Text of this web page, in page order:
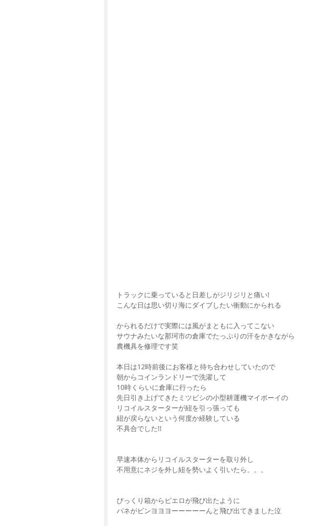
トラックに乗っていると日差しがジリジリと痛い!
こんな日は思い切り海にダイブしたい衝動にかられる
かられるだけで実際には風がまともに入ってこない
サウナみたいな那珂市の倉庫でたっぷりの汗をかきながら
農機具を修理です笑
本日は12時前後にお客様と待ち合わせしていたので
朝からコインランドリーで洗濯して
10時くらいに倉庫に行ったら
先日引き上げてきたミツビシの小型耕運機マイボーイの
リコイルスターターが紐を引っ張っても
紐が戻らないという何度か経験している
不具合でした!!
早速本体からリコイルスターターを取り外し
不用意にネジを外し紐を勢いよく引いたら。。。
びっくり箱からピエロが飛び出たように
バネがビンヨヨヨーーーーーんと飛び出てきました泣